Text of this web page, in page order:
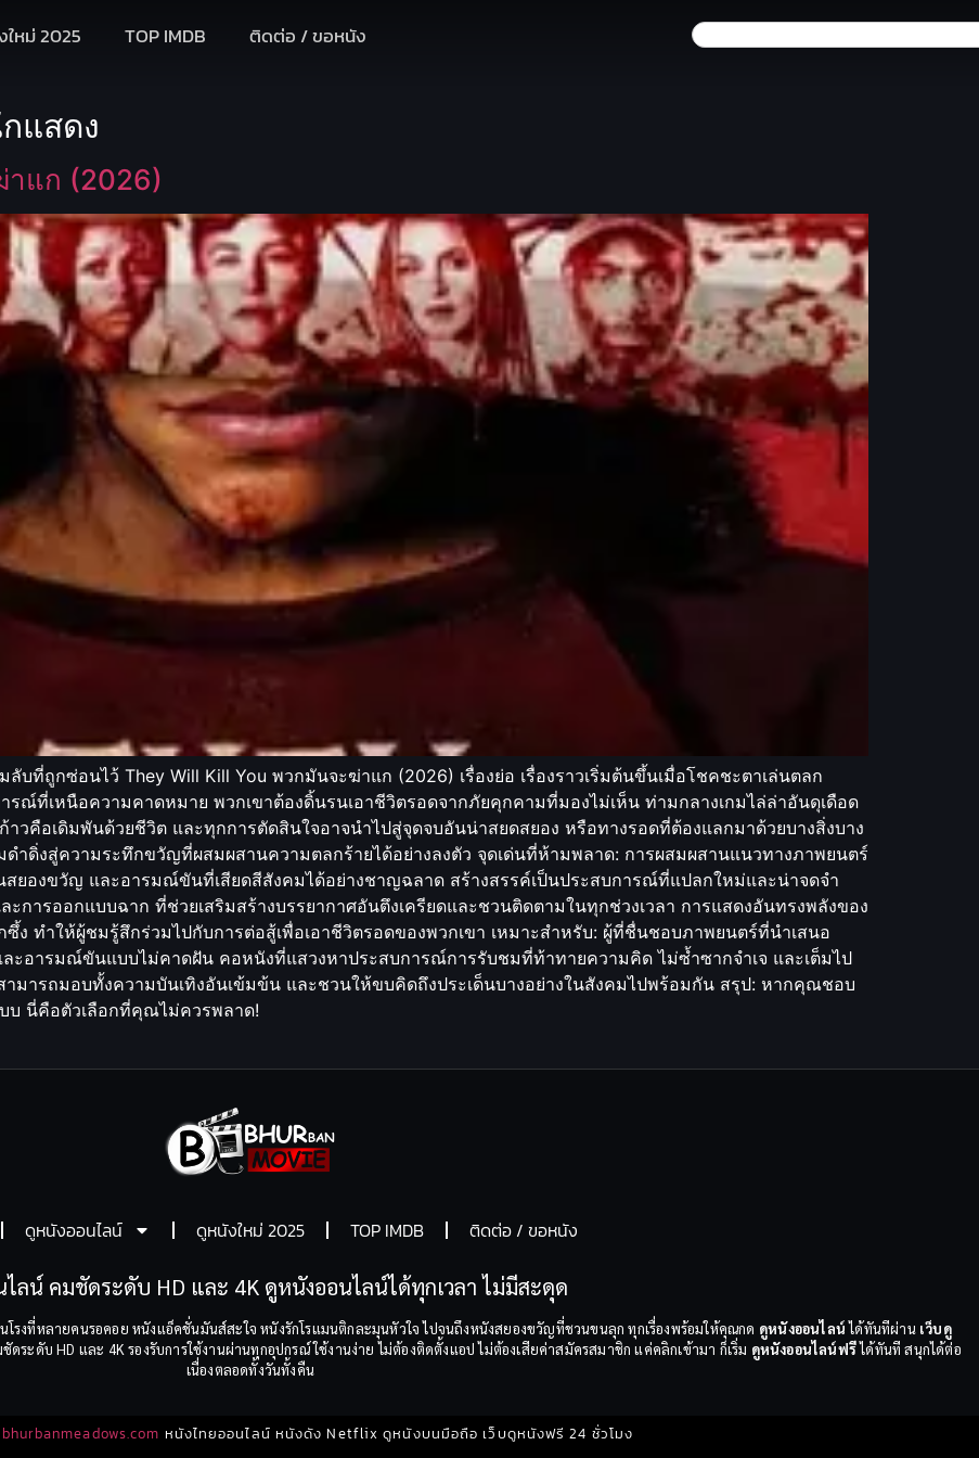
หม่ 2025 TOP IMDB ติดต่อ / ขอหนัง
แสดง
าแก (2026)
บที่ถูกซ่อนไว้ They Will Kill You พวกมันจะฆ่าแก (2026) เรื่องย่อ เรื่องราวเริ่มต้นขึ้นเมื่อโชคชะตาเล่นตลก
ณ์ที่เหนือความคาดหมาย พวกเขาต้องดิ้นรนเอาชีวิตรอดจากภัยคุกคามที่มองไม่เห็น ท่ามกลางเกมไล่ล่าอันดุเดือด
วคือเดิมพันด้วยชีวิต และทุกการตัดสินใจอาจนำไปสู่จุดจบอันน่าสยดสยอง หรือทางรอดที่ต้องแลกมาด้วยบางสิ่งบาง
ดำดิ่งสู่ความระทึกขวัญที่ผสมผสานความตลกร้ายได้อย่างลงตัว จุดเด่นที่ห้ามพลาด: การผสมผสานแนวทางภาพยนตร์
ยองขวัญ และอารมณ์ขันที่เสียดสีสังคมได้อย่างชาญฉลาด สร้างสรรค์เป็นประสบการณ์ที่แปลกใหม่และน่าจดจำ
การออกแบบฉาก ที่ช่วยเสริมสร้างบรรยากาศอันตึงเครียดและชวนติดตามในทุกช่วงเวลา การแสดงอันทรงพลังของ
ง ทำให้ผู้ชมรู้สึกร่วมไปกับการต่อสู้เพื่อเอาชีวิตรอดของพวกเขา เหมาะสำหรับ: ผู้ที่ชื่นชอบภาพยนตร์ที่นำเสนอ
ะอารมณ์ขันแบบไม่คาดฝัน คอหนังที่แสวงหาประสบการณ์การรับชมที่ท้าทายความคิด ไม่ซ้ำซากจำเจ และเต็มไป
มารถมอบทั้งความบันเทิงอันเข้มข้น และชวนให้ขบคิดถึงประเด็นบางอย่างในสังคมไปพร้อมกัน สรุป: หากคุณชอบ
บ นี่คือตัวเลือกที่คุณไม่ควรพลาด!
ดูหนังออนไลน์ ดูหนังใหม่ 2025 TOP IMDB ติดต่อ / ขอหนัง
ลน์ คมชัดระดับ HD และ 4K ดูหนังออนไลน์ได้ทุกเวลา ไม่มีสะดุด
รงที่หลายคนรอคอย หนังแอ็คชั่นมันส์สะใจ หนังรักโรแมนติกละมุนหัวใจ ไปจนถึงหนังสยองขวัญที่ชวนขนลุก ทุกเรื่องพร้อมให้คุณกด ดูหนังออนไลน์ได้ทันทีผ่าน เว็บดู
ระดับ HD และ 4K รองรับการใช้งานผ่านทุกอุปกรณ์ ใช้งานง่าย ไม่ต้องติดตั้งแอป ไม่ต้องเสียค่าสมัครสมาชิก แค่คลิกเข้ามา ก็เริ่ม ดูหนังออนไลน์ฟรีได้ทันที สนุกได้ต่อ
เนื่องตลอดทั้งวันทั้งคืน
bhurbanmeadows.com หนังไทยออนไลน์ หนังดัง Netflix ดูหนังบนมือถือ เว็บดูหนังฟรี 24 ชั่วโมง